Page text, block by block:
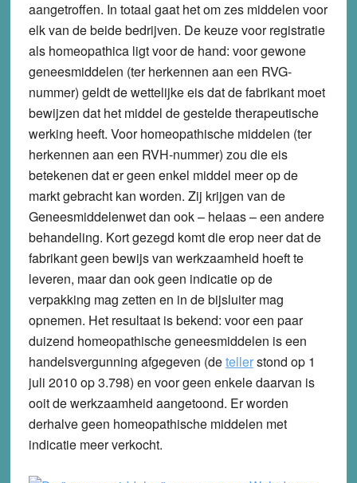
aangetroffen. In totaal gaat het om zes middelen voor
elk van de beide bedrijven. De keuze voor registratie
als homeopathica ligt voor de hand: voor gewone
geneesmiddelen (ter herkennen aan een RVG-
nummer) geldt de wettelijke eis dat de fabrikant moet
bewijzen dat het middel de gestelde therapeutische
werking heeft. Voor homeopathische middelen (ter
herkennen aan een RVH-nummer) zou die eis
betekenen dat er geen enkel middel meer op de
markt gebracht kan worden. Zij krijgen van de
Geneesmiddelenwet dan ook – helaas – een andere
behandeling. Kort gezegd komt die erop neer dat de
fabrikant geen bewijs van werkzaamheid hoeft te
leveren, maar dan ook geen indicatie op de
verpakking mag zetten en in de bijsluiter mag
opnemen. Het resultaat is bekend: voor een paar
duizend homeopathische geneesmiddelen is een
handelsvergunning afgegeven (detellerstond op 1
juli 2010 op 3.798) en voor geen enkele daarvan is
ooit de werkzaamheid aangetoond. Er worden
derhalve geen homeopathische middelen met
indicatie meer verkocht.